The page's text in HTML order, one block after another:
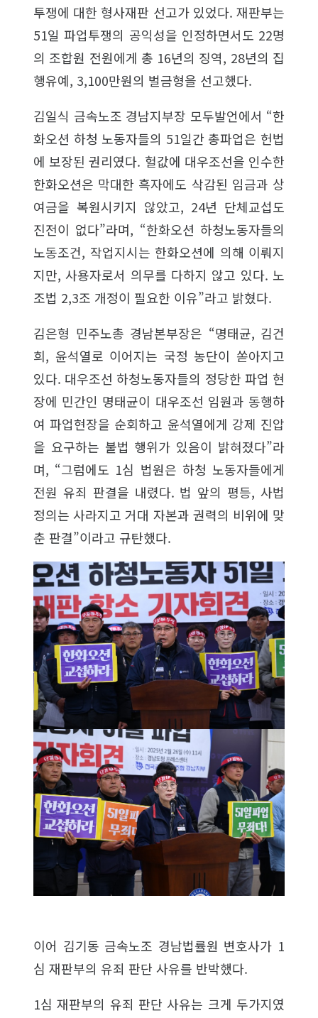
투쟁에 대한 형사재판 선고가 있었다. 재판부는
51일 파업투쟁의 공익성을 인정하면서도 22명
의 조합원 전원에게 총 16년의 징역, 28년의 집
행유예, 3,100만원의 벌금형을 선고했다.
김일식 금속노조 경남지부장 모두발언에서 “한
화오션 하청 노동자들의 51일간 총파업은 헌법
에 보장된 권리였다. 헐값에 대우조선을 인수한
한화오션은 막대한 흑자에도 삭감된 임금과 상
여금을 복원시키지 않았고, 24년 단체교섭도
진전이 없다”라며, “한화오션 하청노동자들의
노동조건, 작업지시는 한화오션에 의해 이뤄지
지만, 사용자로서 의무를 다하지 않고 있다. 노
조법 2,3조 개정이 필요한 이유”라고 밝혔다.
김은형 민주노총 경남본부장은 “명태균, 김건
희, 윤석열로 이어지는 국정 농단이 쏟아지고
있다. 대우조선 하청노동자들의 정당한 파업 현
장에 민간인 명태균이 대우조선 임원과 동행하
여 파업현장을 순회하고 윤석열에게 강제 진압
을 요구하는 불법 행위가 있음이 밝혀졌다”라
며, “그럼에도 1심 법원은 하청 노동자들에게
전원 유죄 판결을 내렸다. 법 앞의 평등, 사법
정의는 사라지고 거대 자본과 권력의 비위에 맞
춘 판결”이라고 규탄했다.
이어 김기동 금속노조 경남법률원 변호사가 1
심 재판부의 유죄 판단 사유를 반박했다.
1심 재판부의 유죄 판단 사유는 크게 두가지였